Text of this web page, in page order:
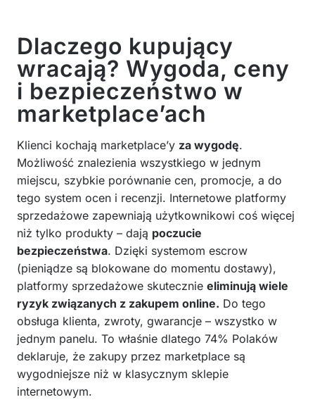
Dlaczego kupujący
wracają? Wygoda, ceny
i bezpieczeństwo w
marketplace’ach
Klienci kochają marketplace’y za wygodę.
Możliwość znalezienia wszystkiego w jednym
miejscu, szybkie porównanie cen, promocje, a do
tego system ocen i recenzji. Internetowe platformy
sprzedażowe zapewniają użytkownikowi coś więcej
niż tylko produkty – dają poczucie
bezpieczeństwa. Dzięki systemom escrow
(pieniądze są blokowane do momentu dostawy),
platformy sprzedażowe skutecznie eliminują wiele
ryzyk związanych z zakupem online. Do tego
obsługa klienta, zwroty, gwarancje – wszystko w
jednym panelu. To właśnie dlatego 74% Polaków
deklaruje, że zakupy przez marketplace są
wygodniejsze niż w klasycznym sklepie
internetowym.